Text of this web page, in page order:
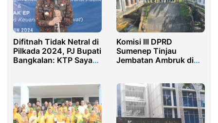
Difitnah Tidak Netral di
Pilkada 2024, PJ Bupati
Bangkalan: KTP Saya
Komisi III DPRD
Sumenep Tinjau
Jembatan Ambruk di